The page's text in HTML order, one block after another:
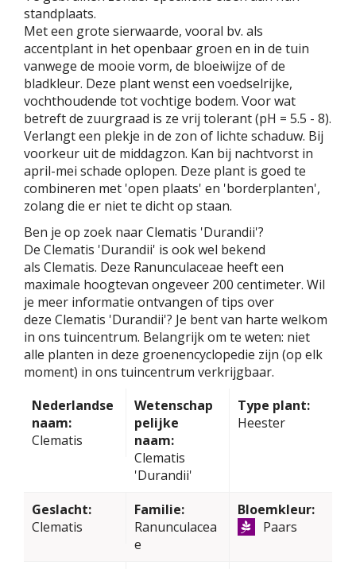
standplaats.
Met een grote sierwaarde, vooral bv. als
accentplant in het openbaar groen en in de tuin
vanwege de mooie vorm, de bloeiwijze of de
bladkleur. Deze plant wenst een voedselrijke,
vochthoudende tot vochtige bodem. Voor wat
betreft de zuurgraad is ze vrij tolerant (pH = 5.5 - 8).
Verlangt een plekje in de zon of lichte schaduw. Bij
voorkeur uit de middagzon. Kan bij nachtvorst in
april-mei schade oplopen. Deze plant is goed te
combineren met 'open plaats' en 'borderplanten',
zolang die er niet te dicht op staan.
Ben je op zoek naar Clematis 'Durandii'?
De Clematis 'Durandii' is ook wel bekend
als Clematis. Deze Ranunculaceae heeft een
maximale hoogtevan ongeveer 200 centimeter. Wil
je meer informatie ontvangen of tips over
deze Clematis 'Durandii'? Je bent van harte welkom
in ons tuincentrum. Belangrijk om te weten: niet
alle planten in deze groenencyclopedie zijn (op elk
moment) in ons tuincentrum verkrijgbaar.
Nederlandse
naam:
Clematis
Wetenschap
pelijke
naam:
Clematis
'Durandii'
Type plant:
Heester
Geslacht:
Clematis
Familie:
Ranunculacea
e
Bloemkleur:
Paars